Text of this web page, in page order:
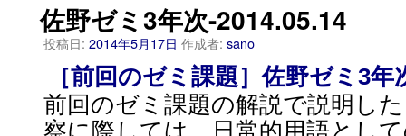
佐野ゼミ3年次-2014.05.14
投稿日: 2014年5月17日 作成者: sano
［前回のゼミ課題］佐野ゼミ3年
前回のゼミ課題の解説で説明し